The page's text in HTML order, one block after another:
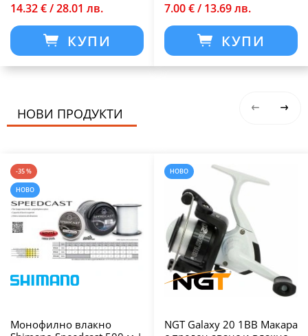
14.32 € / 28.01 лв.
КУПИ
7.00 € / 13.69 лв.
КУПИ
НОВИ ПРОДУКТИ
-35 %
НОВО
Монофилно влакно
НОВО
NGT Galaxy 20 1BB Макара